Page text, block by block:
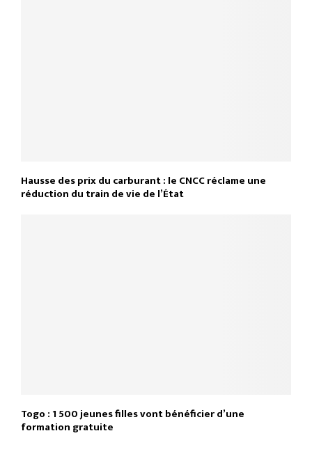
Hausse des prix du carburant : le CNCC réclame une
réduction du train de vie de l’État
Togo : 1 500 jeunes filles vont bénéficier d’une
formation gratuite